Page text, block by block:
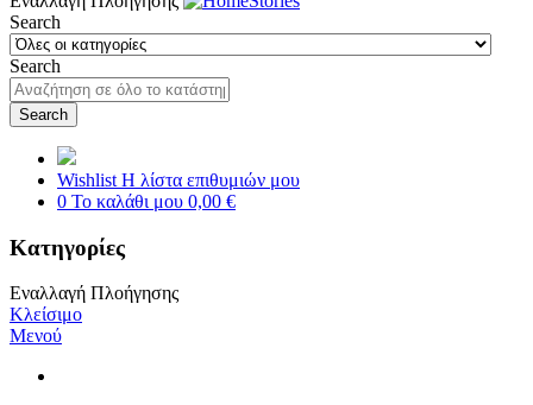
Search
Search
Search
Wishlist Η λίστα επιθυμιών μου
0 Το καλάθι μου 0,00 €
Κατηγορίες
Εναλλαγή Πλοήγησης
Κλείσιμο
Μενού